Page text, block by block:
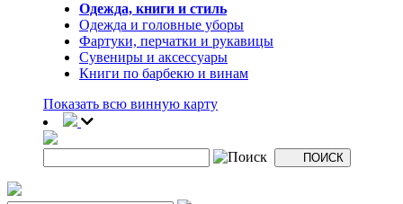
Одежда, книги и стиль
Одежда и головные уборы
Фартуки, перчатки и рукавицы
Сувениры и аксессуары
Книги по барбекю и винам
Показать всю винную карту